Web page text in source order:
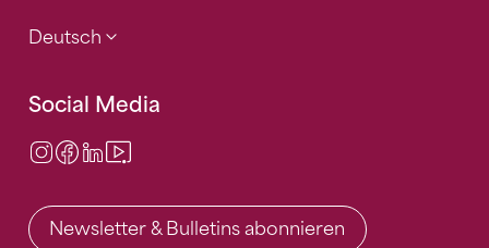
Deutsch
Social Media
Instagram
Facebook
LinkedIn
Newsletter & Bulletins abonnieren